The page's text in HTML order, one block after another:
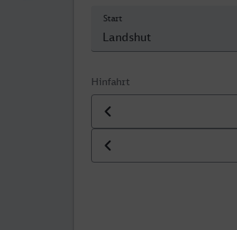
Start
Hinfahrt
Datum der Hinfahrt
Uhrzeit der Hinfahrt